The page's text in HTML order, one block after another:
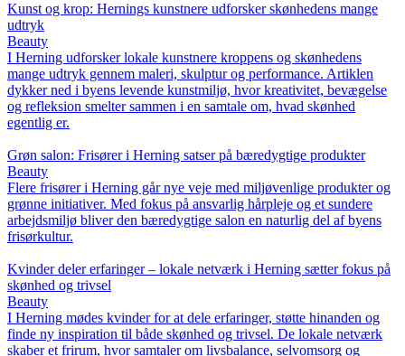
Kunst og krop: Hernings kunstnere udforsker skønhedens mange
udtryk
Beauty
I Herning udforsker lokale kunstnere kroppens og skønhedens
mange udtryk gennem maleri, skulptur og performance. Artiklen
dykker ned i byens levende kunstmiljø, hvor kreativitet, bevægelse
og refleksion smelter sammen i en samtale om, hvad skønhed
egentlig er.
Grøn salon: Frisører i Herning satser på bæredygtige produkter
Beauty
Flere frisører i Herning går nye veje med miljøvenlige produkter og
grønne initiativer. Med fokus på ansvarlig hårpleje og et sundere
arbejdsmiljø bliver den bæredygtige salon en naturlig del af byens
frisørkultur.
Kvinder deler erfaringer – lokale netværk i Herning sætter fokus på
skønhed og trivsel
Beauty
I Herning mødes kvinder for at dele erfaringer, støtte hinanden og
finde ny inspiration til både skønhed og trivsel. De lokale netværk
skaber et frirum, hvor samtaler om livsbalance, selvomsorg og